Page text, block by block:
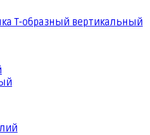
Т-образный вертикальный